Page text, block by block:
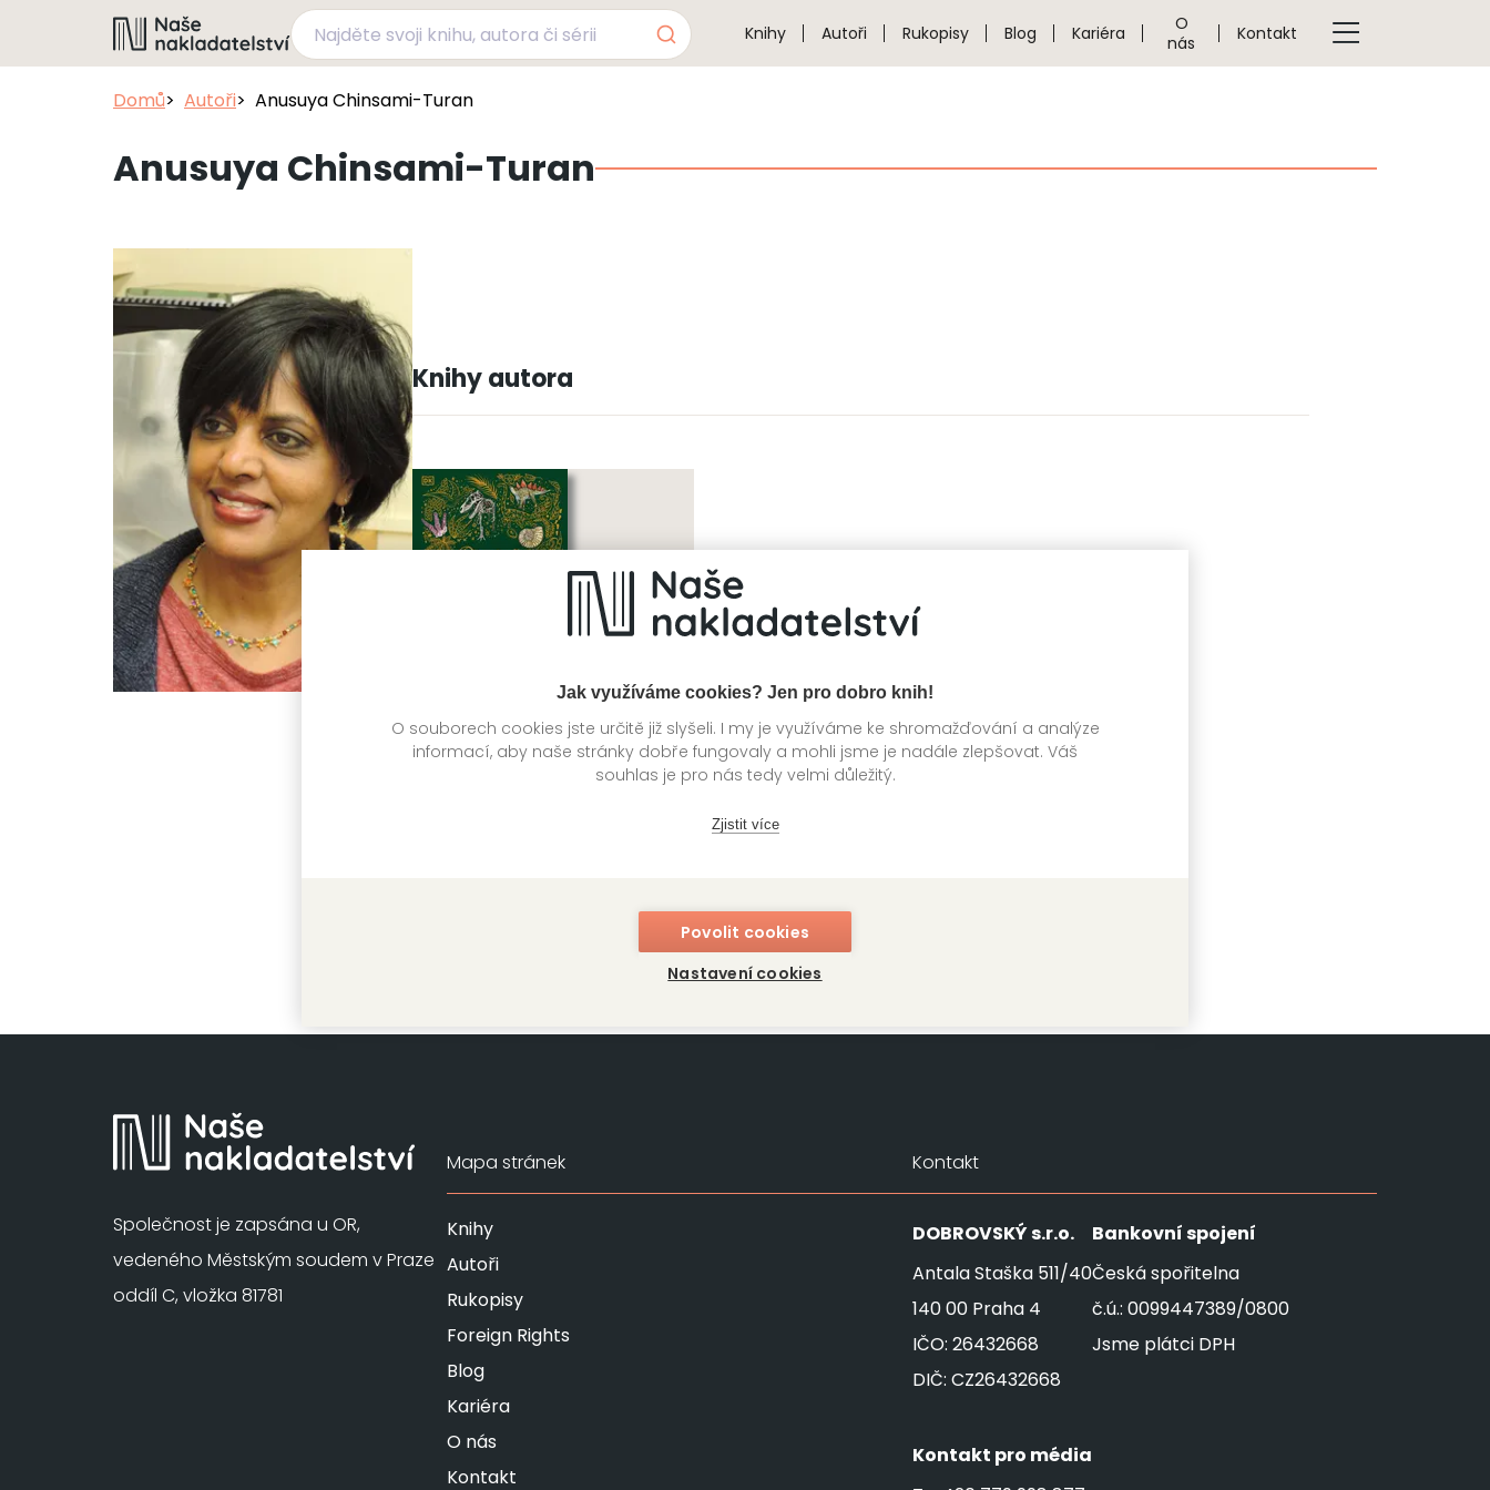
Jak využíváme cookies? Jen pro dobro knih!
O souborech cookies jste určitě již slyšeli. I my je využíváme ke shromažďování a analýze
informací, aby naše stránky dobře fungovaly a mohli jsme je nadále zlepšovat. Váš
souhlas je pro nás tedy velmi důležitý.
Zjistit více
Povolit cookies
Nastavení cookies
Knihy Autoři Rukopisy Blog Kariéra
O
nás
Kontakt
Domů Autoři Anusuya Chinsami-Turan
Anusuya Chinsami-Turan
Knihy autora
Dinosauři a pravěký život
Společnost je zapsána u OR,
vedeného Městským soudem v Praze
oddíl C, vložka 81781
Mapa stránek
Knihy
Autoři
Rukopisy
Foreign Rights
Blog
Kariéra
O nás
Kontakt
Kontakt
DOBROVSKÝs.r.o.
Antala Staška 511/40
140 00 Praha 4
IČO: 26432668
DIČ: CZ26432668
Bankovní spojení
Česká spořitelna
č.ú.: 0099447389/0800
Jsme plátci DPH
Kontakt pro média